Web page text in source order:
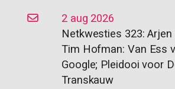
2 aug 2026
Netkwesties 323:
Tim Hofman: Van Ess
Google; Pleidooi voor
Transkauw